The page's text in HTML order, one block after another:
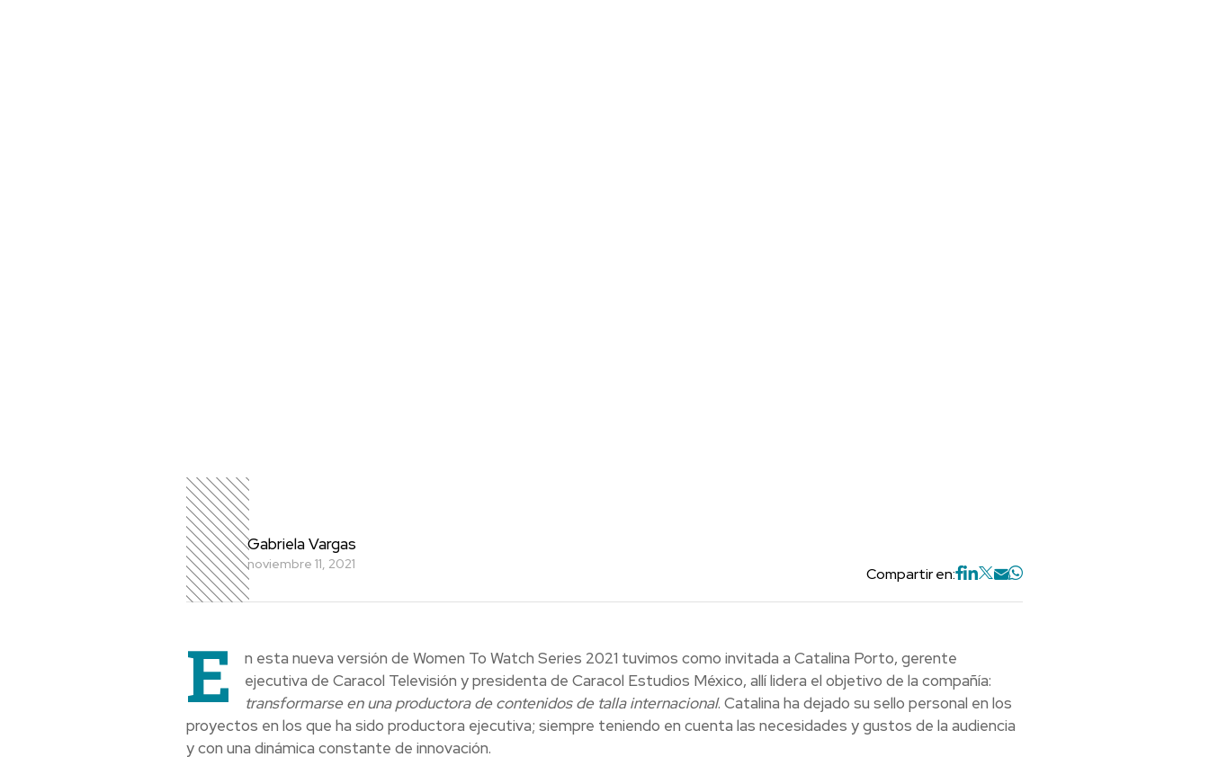
Gabriela Vargas
noviembre 11, 2021
Compartir en:
E
n esta nueva versión de Women To Watch Series 2021 tuvimos como invitada a Catalina Porto, gerente
ejecutiva de Caracol Televisión y presidenta de Caracol Estudios México, allí lidera el objetivo de la compañía:
transformarse en una productora de contenidos de talla internacional. Catalina ha dejado su sello personal en los
proyectos en los que ha sido productora ejecutiva; siempre teniendo en cuenta las necesidades y gustos de la audiencia
y con una dinámica constante de innovación.